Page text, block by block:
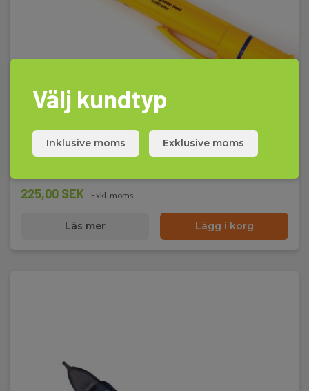
MagnetStick®, magnetfältsindikator
EAN 7392016012096
E-NR 4201209
225,00 SEK Exkl. moms
Läs mer Lägg i korg
Välj kundtyp
Inklusive moms Exklusive moms